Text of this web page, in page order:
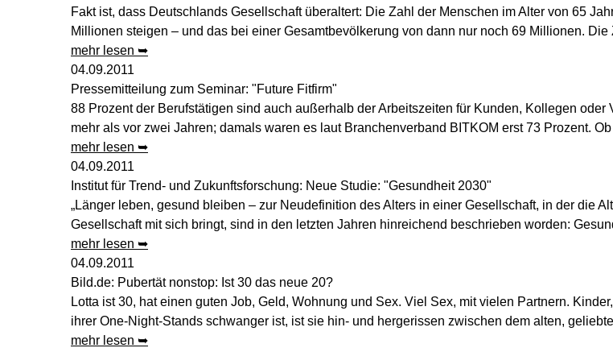
Fakt ist, dass Deutschlands Gesellschaft überaltert: Die Zahl der Menschen im Alter von 65
Millionen steigen – und das bei einer Gesamtbevölkerung von dann nur noch 69 Millionen.
mehr lesen ➥
04.09.2011
Pressemitteilung zum Seminar: "Future Fitfirm"
88 Prozent der Berufstätigen sind auch außerhalb der Arbeitszeiten für Kunden, Kollegen
mehr als vor zwei Jahren; damals waren es laut Branchenverband BITKOM erst 73 Prozent.
mehr lesen ➥
04.09.2011
Institut für Trend- und Zukunftsforschung: Neue Studie: "Gesundheit 2030"
„Länger leben, gesund bleiben – zur Neudefinition des Alters in einer Gesellschaft, in der die
Gesellschaft mit sich bringt, sind in den letzten Jahren hinreichend beschrieben worden:
mehr lesen ➥
04.09.2011
Bild.de: Pubertät nonstop: Ist 30 das neue 20?
Lotta ist 30, hat einen guten Job, Geld, Wohnung und Sex. Viel Sex, mit vielen Partnern.
ihrer One-Night-Stands schwanger ist, ist sie hin- und hergerissen zwischen dem alten,
mehr lesen ➥